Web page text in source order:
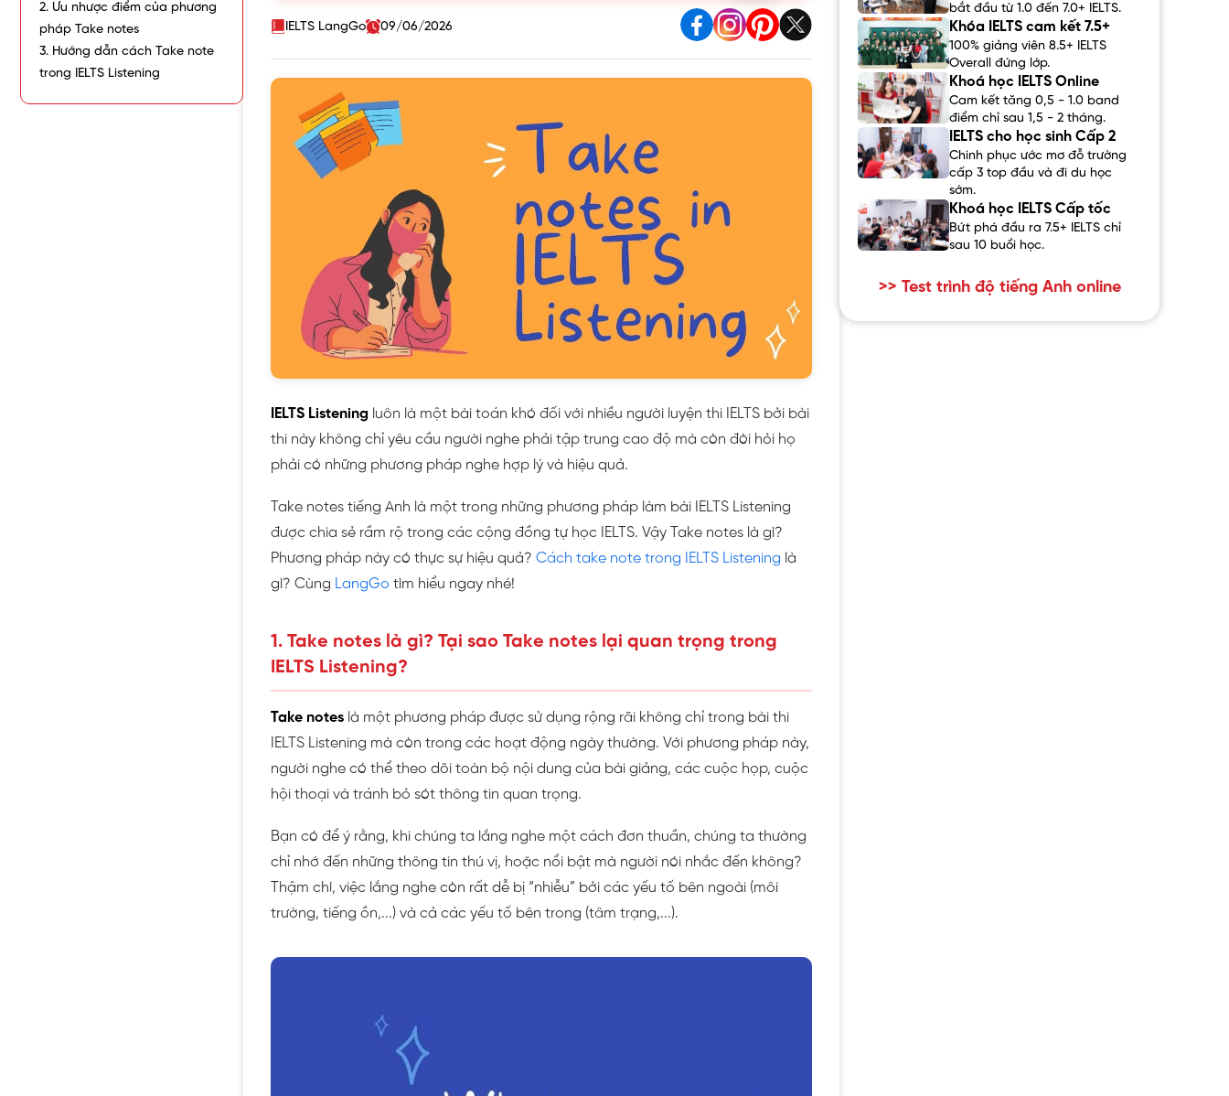
2. Ưu nhược điểm của phương
pháp Take notes
3. Hướng dẫn cách Take note
trong IELTS Listening
IELTS LangGo 09/06/2026
IELTS Listening luôn là một bài toán khó đối với nhiều người luyện thi IELTS bởi bài
thi này không chỉ yêu cầu người nghe phải tập trung cao độ mà còn đòi hỏi họ
phải có những phương pháp nghe hợp lý và hiệu quả.
Take notes tiếng Anh là một trong những phương pháp làm bài IELTS Listening
được chia sẻ rầm rộ trong các cộng đồng tự học IELTS. Vậy Take notes là gì?
Phương pháp này có thực sự hiệu quả? Cách take note trong IELTS Listening là
gì? Cùng LangGo tìm hiểu ngay nhé!
1. Take notes là gì? Tại sao Take notes lại quan trọng trong
IELTS Listening?
Take notes là một phương pháp được sử dụng rộng rãi không chỉ trong bài thi
IELTS Listening mà còn trong các hoạt động ngày thường. Với phương pháp này,
người nghe có thể theo dõi toàn bộ nội dung của bài giảng, các cuộc họp, cuộc
hội thoại và tránh bỏ sót thông tin quan trọng.
Bạn có để ý rằng, khi chúng ta lắng nghe một cách đơn thuần, chúng ta thường
chỉ nhớ đến những thông tin thú vị, hoặc nổi bật mà người nói nhắc đến không?
Thậm chí, việc lắng nghe còn rất dễ bị “nhiễu” bởi các yếu tố bên ngoài (môi
trường, tiếng ồn,...) và cả các yếu tố bên trong (tâm trạng,...).
bắt đầu từ 1.0 đến 7.0+ IELTS.
Khóa IELTS cam kết 7.5+
100% giảng viên 8.5+ IELTS
Overall đứng lớp.
Khoá học IELTS Online
Cam kết tăng 0,5 - 1.0 band
điểm chỉ sau 1,5 - 2 tháng.
IELTS cho học sinh Cấp 2
Chinh phục ước mơ đỗ trường
cấp 3 top đầu và đi du học
sớm.
Khoá học IELTS Cấp tốc
Bứt phá đầu ra 7.5+ IELTS chỉ
sau 10 buổi học.
>> Test trình độ tiếng Anh online